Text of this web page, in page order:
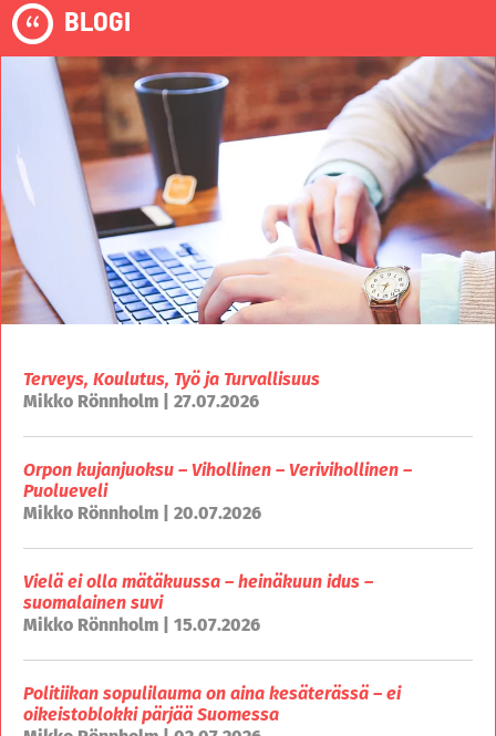
BLOGI
Terveys, Koulutus, Työ ja Turvallisuus
Mikko Rönnholm | 27.07.2026
Orpon kujanjuoksu – Vihollinen – Verivihollinen –
Puolueveli
Mikko Rönnholm | 20.07.2026
Vielä ei olla mätäkuussa – heinäkuun idus –
suomalainen suvi
Mikko Rönnholm | 15.07.2026
Politiikan sopulilauma on aina kesäterässä – ei
oikeistoblokki pärjää Suomessa